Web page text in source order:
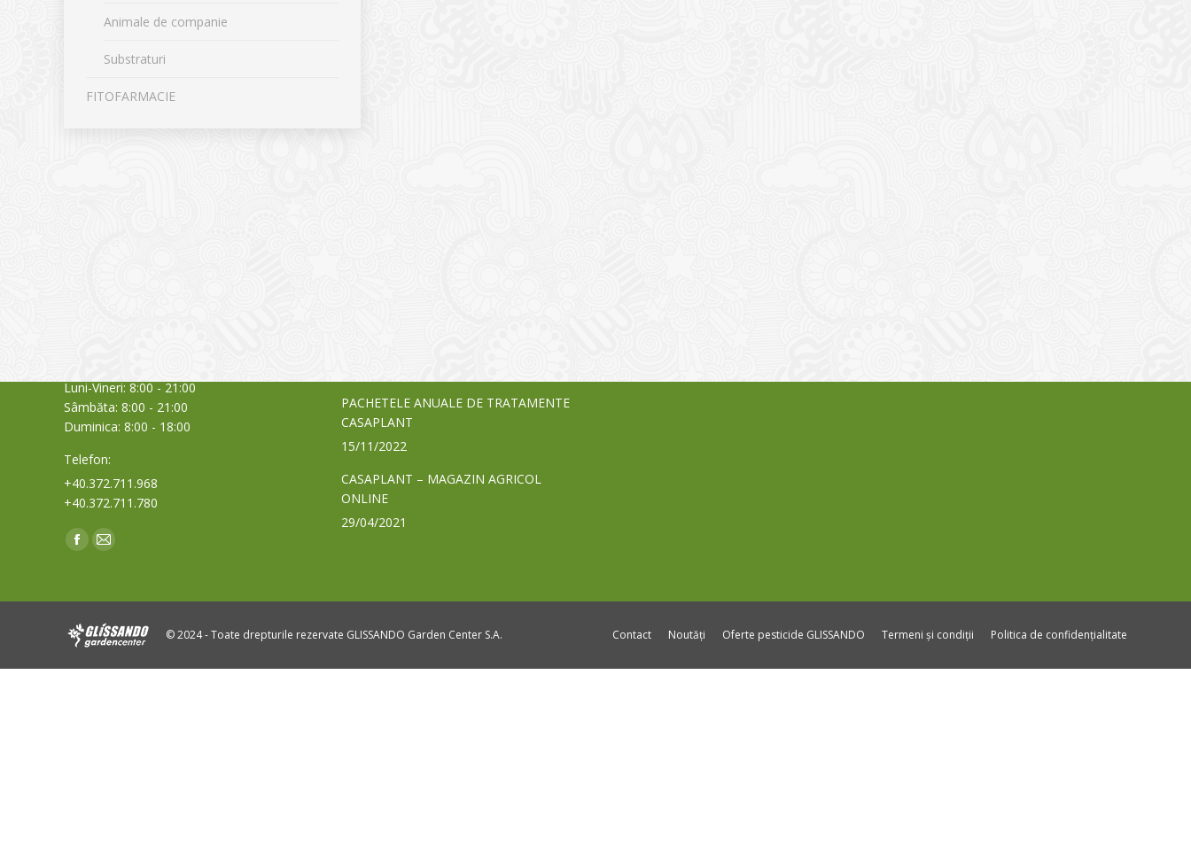
Animale de companie
Substraturi
FITOFARMACIE
Luni-Vineri: 8:00 - 21:00
Sâmbăta: 8:00 - 21:00
Duminica: 8:00 - 18:00
Telefon:
+40.372.711.968
+40.372.711.780
Find us on:
Facebook
new
Mail
new
PACHETELE ANUALE DE TRATAMENTE
CASAPLANT
15/11/2022
CASAPLANT – MAGAZIN AGRICOL
ONLINE
29/04/2021
© 2024 - Toate drepturile rezervate GLISSANDO Garden Center S.A. Contact Noutăți Oferte pesticide GLISSANDO Termeni și condiții Politica de confidențialitate